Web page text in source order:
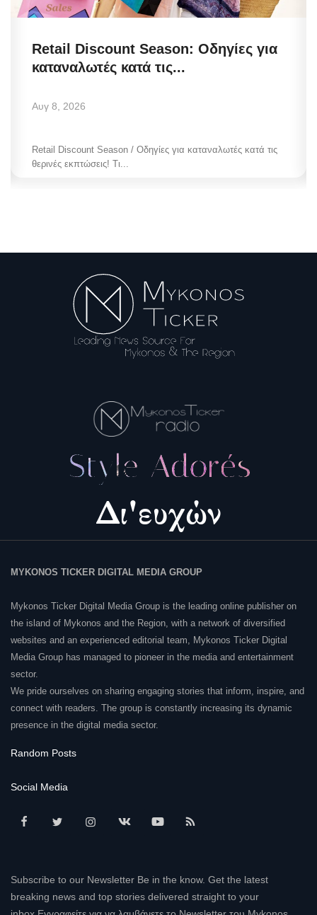
Retail Discount Season: Οδηγίες για
καταναλωτές κατά τις...
Αυγ 8, 2026
Retail Discount Season / Οδηγίες για καταναλωτές κατά τις
θερινές εκπτώσεις! Τι...
MYKONOS TICKER DIGITAL MEDIA GROUP
Mykonos Ticker Digital Media Group is the leading online publisher on
the island of Mykonos and the Region, with a network of diversified
websites and an experienced editorial team, Mykonos Ticker Digital
Media Group has managed to pioneer in the media and entertainment
sector.
We pride ourselves on sharing engaging stories that inform, inspire, and
connect with readers. The group is constantly increasing its dynamic
presence in the digital media sector.
Random Posts
Social Media
Subscribe to our Newsletter Be in the know. Get the latest
breaking news and top stories delivered straight to your